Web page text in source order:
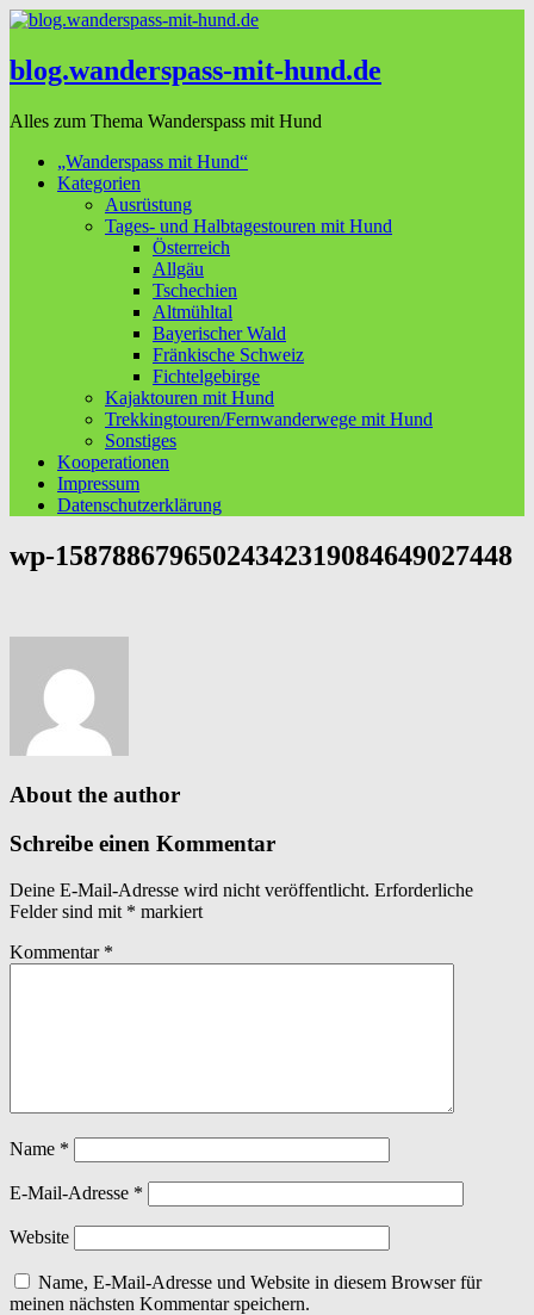
blog.wanderspass-mit-hund.de
Alles zum Thema Wanderspass mit Hund
„Wanderspass mit Hund“
Kategorien
Ausrüstung
Tages- und Halbtagestouren mit Hund
Österreich
Allgäu
Tschechien
Altmühltal
Bayerischer Wald
Fränkische Schweiz
Fichtelgebirge
Kajaktouren mit Hund
Trekkingtouren/Fernwanderwege mit Hund
Sonstiges
Kooperationen
Impressum
Datenschutzerklärung
wp-15878867965024342319084649027448
About the author
Schreibe einen Kommentar
Deine E-Mail-Adresse wird nicht veröffentlicht. Erforderliche
Felder sind mit * markiert
Kommentar *
Name *
E-Mail-Adresse *
Website
Name, E-Mail-Adresse und Website in diesem Browser für
meinen nächsten Kommentar speichern.